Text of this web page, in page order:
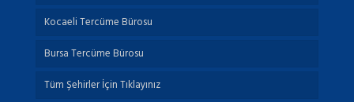
Kocaeli Tercüme Bürosu
Bursa Tercüme Bürosu
Tüm Şehirler İçin Tıklayınız